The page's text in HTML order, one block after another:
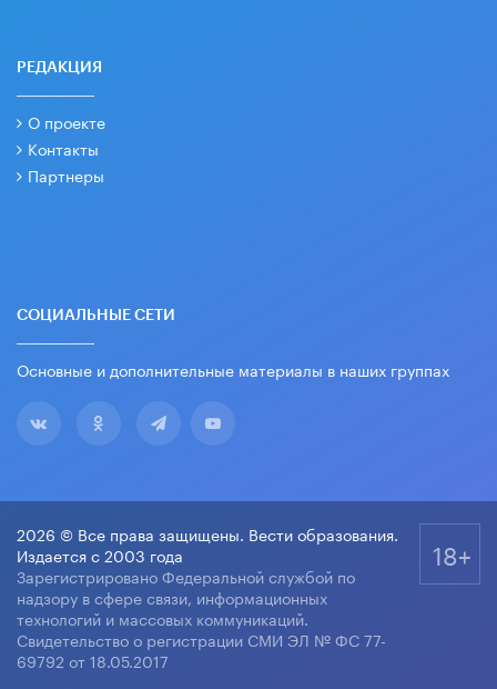
РЕДАКЦИЯ
О проекте
Контакты
Партнеры
СОЦИАЛЬНЫЕ СЕТИ
Основные и дополнительные материалы в наших группах
2026 © Все права защищены. Вести образования.
Издается с 2003 года
Зарегистрировано Федеральной службой по
надзору в сфере связи, информационных
технологий и массовых коммуникаций.
Свидетельство о регистрации СМИ ЭЛ № ФС 77-
69792 от 18.05.2017
18+